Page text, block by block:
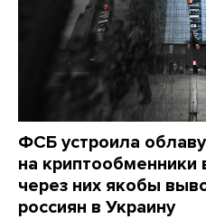
ФСБ устроила облаву
на
через них якобы
россиян в Украину